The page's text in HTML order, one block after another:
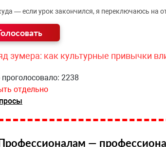
— если урок закончился, я переключаюсь на
зумера: как культурные привычки
проголосовало: 2238
отдельно
—